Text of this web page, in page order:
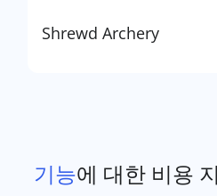
Shrewd Archery
기능에 대한 비용